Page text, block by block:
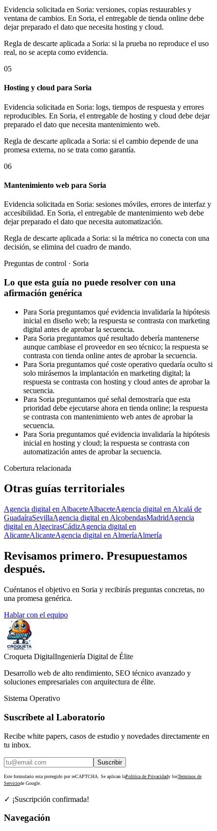
Evidencia solicitada en Soria: versiones, copias restaurables y
ventana de cambios. En Soria, el entregable de tienda online debe
dejar preparado el dato que necesita hosting y cloud.
Regla de descarte aplicada a Soria: si la prueba no reproduce el uso
real, no se acepta como evidencia.
05
Hosting y cloud para Soria
Evidencia solicitada en Soria: logs, tiempos de respuesta y errores
reproducibles. En Soria, el entregable de hosting y cloud debe dejar
preparado el dato que necesita mantenimiento web.
Regla de descarte aplicada a Soria: si el cambio depende de una
promesa externa, no se trata como garantía.
06
Mantenimiento web para Soria
Evidencia solicitada en Soria: sesiones móviles, errores de interfaz y
accesibilidad. En Soria, el entregable de mantenimiento web debe
dejar preparado el dato que necesita automatización.
Regla de descarte aplicada a Soria: si la métrica no conecta con una
decisión, se elimina del cuadro de mando.
Preguntas de control · Soria
Lo que esta guía no puede resolver con una
afirmación genérica
Para Soria preguntamos qué evidencia invalidaría la hipótesis
inicial en diseño web; la respuesta se contrasta con marketing
digital antes de aprobar la secuencia.
Para Soria preguntamos qué resultado debería mantenerse
aunque cambiase el proveedor en seo técnico; la respuesta se
contrasta con tienda online antes de aprobar la secuencia.
Para Soria preguntamos qué coste operativo quedaría oculto si
solo mirásemos la implantación en marketing digital; la
respuesta se contrasta con hosting y cloud antes de aprobar la
secuencia.
Para Soria preguntamos qué señal demostraría que esta
prioridad debe ejecutarse ahora en tienda online; la respuesta
se contrasta con mantenimiento web antes de aprobar la
secuencia.
Para Soria preguntamos qué evidencia invalidaría la hipótesis
inicial en hosting y cloud; la respuesta se contrasta con
automatización antes de aprobar la secuencia.
Cobertura relacionada
Otras guías territoriales
Agencia digital en AlbaceteAlbaceteAgencia digital en Alcalá de
GuadaíraSevillaAgencia digital en AlcobendasMadridAgencia
digital en AlgecirasCádizAgencia digital en
AlicanteAlicanteAgencia digital en AlmeríaAlmería
Revisamos primero. Presupuestamos
después.
Cuéntanos el objetivo en Soria y recibirás preguntas concretas, no
una promesa genérica.
Hablar con el equipo
Croqueta DigitalIngeniería Digital de Élite
Desarrollo web de alto rendimiento, SEO técnico avanzado y
soluciones empresariales con arquitectura de élite.
Sistema Operativo
Suscríbete al Laboratorio
Recibe white papers, casos de estudio y novedades directamente en
tu inbox.
Suscribir
Este formulario esta protegido por reCAPTCHA. Se aplican laPolitica de Privacidady losTerminos de
Serviciode Google.
✓ ¡Suscripción confirmada!
Navegación